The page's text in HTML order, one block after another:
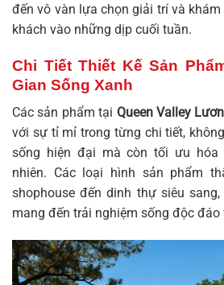
đến vô vàn lựa chọn giải trí và
khách vào những dịp cuối tuần.
Chi Tiết Thiết Kế Sản
Gian Sống Xanh
Các sản phẩm tại Queen Valley
với sự tỉ mỉ trong từng chi tiết,
sống hiện đại mà còn tối ưu
nhiên. Các loại hình sản phẩm
shophouse đến dinh thự siêu
mang đến trải nghiệm sống độc